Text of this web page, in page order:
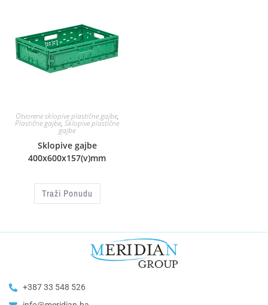
Otvorene sklopive plastične gajbe,
Plastične gajbe, Sklopive plastične
gajbe
Sklopive gajbe
400x600x157(v)mm
Traži Ponudu
+387 33 548 526